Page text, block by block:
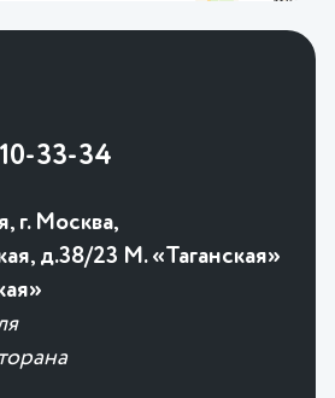
33-34
г. Москва,
д.38/23 М. «Таганская»